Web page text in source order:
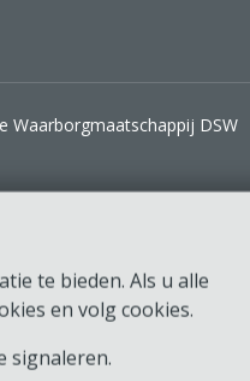
te bieden. Als u alle
en volg cookies.
signaleren.
Waarborgmaatschappij DSW